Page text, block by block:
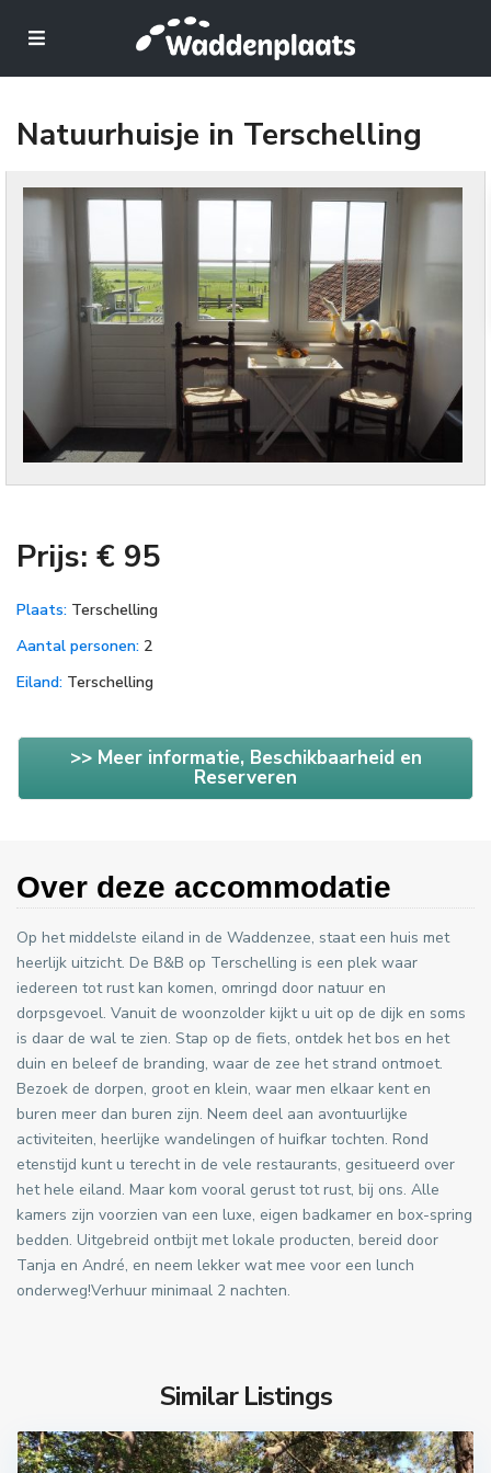
Natuurhuisje in Terschelling
Prijs: € 95
Plaats: Terschelling
Aantal personen: 2
Eiland: Terschelling
>> Meer informatie, Beschikbaarheid en
Reserveren
Over deze accommodatie
Op het middelste eiland in de Waddenzee, staat een huis met
heerlijk uitzicht. De B&B op Terschelling is een plek waar
iedereen tot rust kan komen, omringd door natuur en
dorpsgevoel. Vanuit de woonzolder kijkt u uit op de dijk en soms
is daar de wal te zien. Stap op de fiets, ontdek het bos en het
duin en beleef de branding, waar de zee het strand ontmoet.
Bezoek de dorpen, groot en klein, waar men elkaar kent en
buren meer dan buren zijn. Neem deel aan avontuurlijke
activiteiten, heerlijke wandelingen of huifkar tochten. Rond
etenstijd kunt u terecht in de vele restaurants, gesitueerd over
het hele eiland. Maar kom vooral gerust tot rust, bij ons. Alle
kamers zijn voorzien van een luxe, eigen badkamer en box-spring
bedden. Uitgebreid ontbijt met lokale producten, bereid door
Tanja en André, en neem lekker wat mee voor een lunch
onderweg!Verhuur minimaal 2 nachten.
Similar Listings